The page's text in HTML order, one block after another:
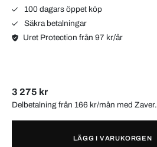
100 dagars öppet köp
Säkra betalningar
Uret Protection från 97 kr/år
3 275 kr
Delbetalning från 166 kr/mån med Zaver.
LÄGG I VARUKORGEN